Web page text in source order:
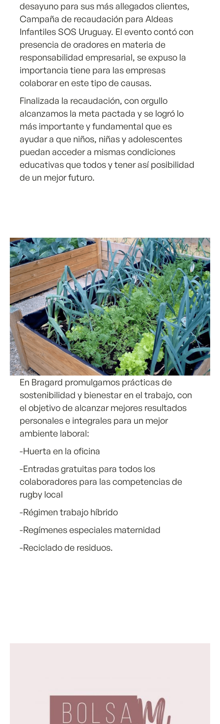
desayuno para sus más allegados clientes,
Campaña de recaudación para Aldeas
Infantiles SOS Uruguay. El evento contó con
presencia de oradores en materia de
responsabilidad empresarial, se expuso la
importancia tiene para las empresas
colaborar en este tipo de causas.
Finalizada la recaudación, con orgullo
alcanzamos la meta pactada y se logró lo
más importante y fundamental que es
ayudar a que niños, niñas y adolescentes
puedan acceder a mismas condiciones
educativas que todos y tener así posibilidad
de un mejor futuro.
En Bragard promulgamos prácticas de
sostenibilidad y bienestar en el trabajo, con
el objetivo de alcanzar mejores resultados
personales e integrales para un mejor
ambiente laboral:
-Huerta en la oficina
-Entradas gratuitas para todos los
colaboradores para las competencias de
rugby local
-Régimen trabajo híbrido
-Regímenes especiales maternidad
-Reciclado de residuos.